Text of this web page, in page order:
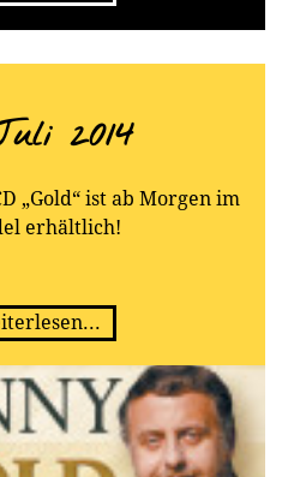
2014
„Gold“ ist ab Morgen im
erhältlich!